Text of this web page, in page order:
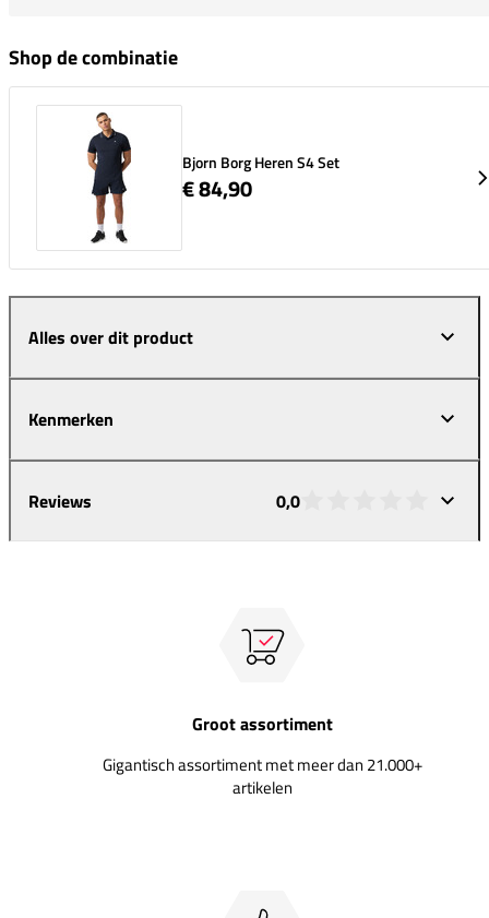
Shop de combinatie
Bjorn Borg Heren S4 Set
€ 84,90
Alles over dit product
Kenmerken
Reviews 0,0
Groot assortiment
Gigantisch assortiment met meer dan 21.000+
artikelen